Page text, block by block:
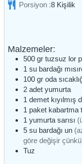
Porsiyon :8 Kişilik
Malzemeler:
500 gr tuzsuz lor
1 su bardağı
100 gr oda
2 adet yumurta
1 demet kıyılmış
1 paket kabartma
1 yumurta sarısı
5 su bardağı un
göre değişir
Tuz